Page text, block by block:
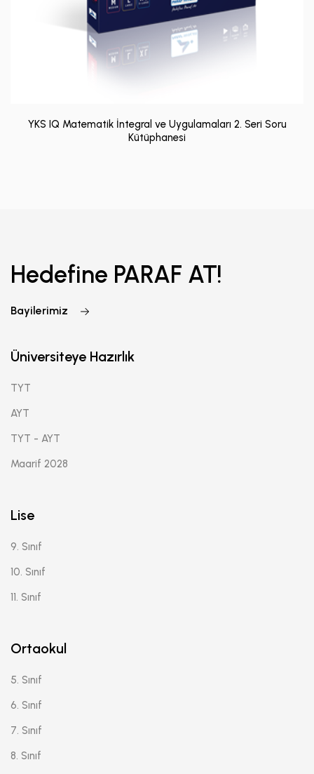
YKS IQ Matematik İntegral ve Uygulamaları 2. Seri Soru
Kütüphanesi
Hedefine PARAF AT!
Bayilerimiz
Üniversiteye Hazırlık
TYT
AYT
TYT - AYT
Maarif 2028
Lise
9. Sınıf
10. Sınıf
11. Sınıf
Ortaokul
5. Sınıf
6. Sınıf
7. Sınıf
8. Sınıf